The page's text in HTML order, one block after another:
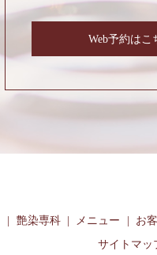
Web予約はこ
艶染専科 メニュー お
サイトマッ